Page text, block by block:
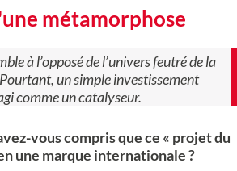
métamorphose
à l’opposé de l’univers feutré de la
un simple investissement
comme un catalyseur.
vous compris que ce « projet du
une marque internationale ?